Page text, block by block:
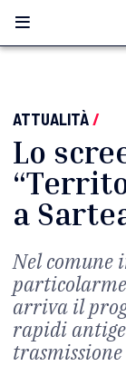
ATTUALITÀ/
Lo
a
Nel comune
arriva il
rapidi